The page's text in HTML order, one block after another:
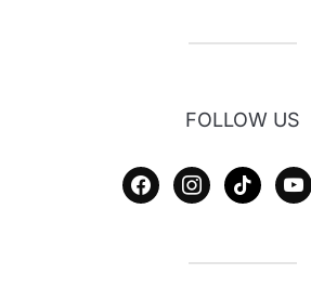
FOLLOW US
facebookinstagram
tiktok